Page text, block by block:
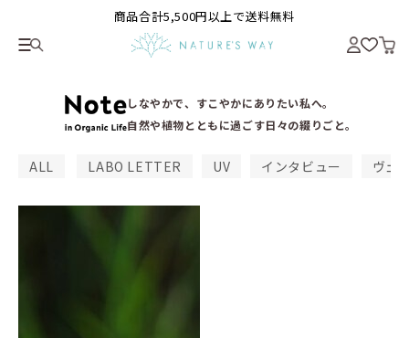
商品合計5,500円以上で送料無料
しなやかで、すこやかにありたい私へ。
自然や植物とともに過ごす日々の綴りごと。
ALL LABO LETTER UV インタビュー ヴェ